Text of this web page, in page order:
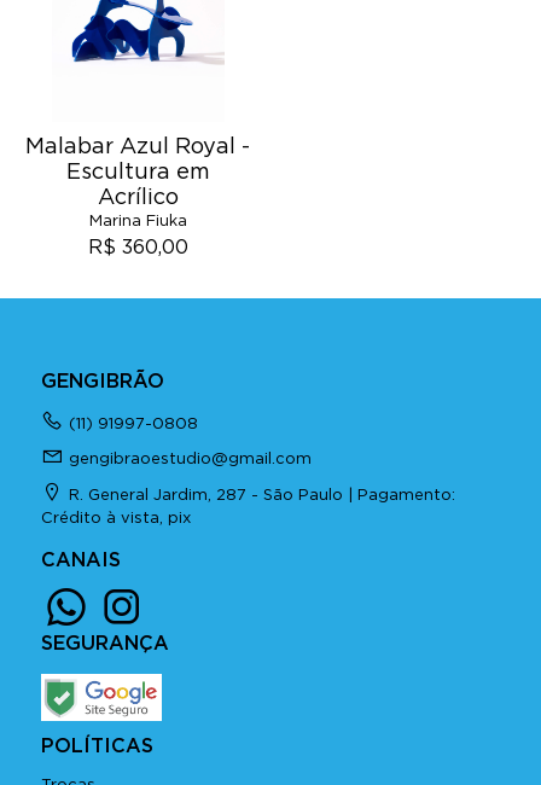
Malabar Azul Royal -
Escultura em
Acrílico
Marina Fiuka
R$ 360,00
GENGIBRÃO
(11) 91997-0808
gengibraoestudio@gmail.com
R. General Jardim, 287 - São Paulo | Pagamento:
Crédito à vista, pix
CANAIS
SEGURANÇA
POLÍTICAS